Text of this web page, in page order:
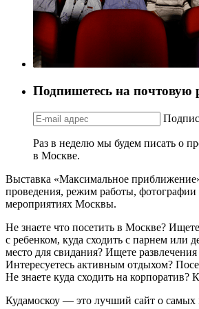
Подпишетесь на почтовую
Раз в неделю мы будем писать о
в Москве.
Выставка «Максимальное
проведения, режим работы,
мероприятиях Москвы.
Не знаете что посетить в Москве?
с ребенком, куда сходить с парнем или
место для свидания? Ищете
Интересуетесь активным отдыхом?
Не знаете куда сходить на корпоратив?
Кудамоскоу — это лучший сайт о самых